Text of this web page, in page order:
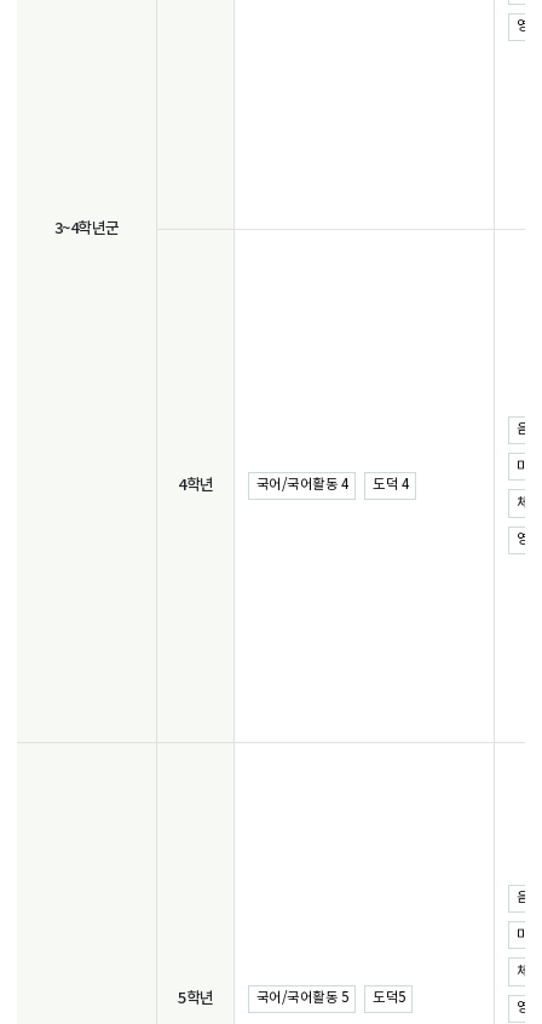
3~4학년군
영
4학년 국어/국어활동 4 도덕 4
음
미
체
영
5학년 국어/국어활동 5 도덕5
음
미
체
영